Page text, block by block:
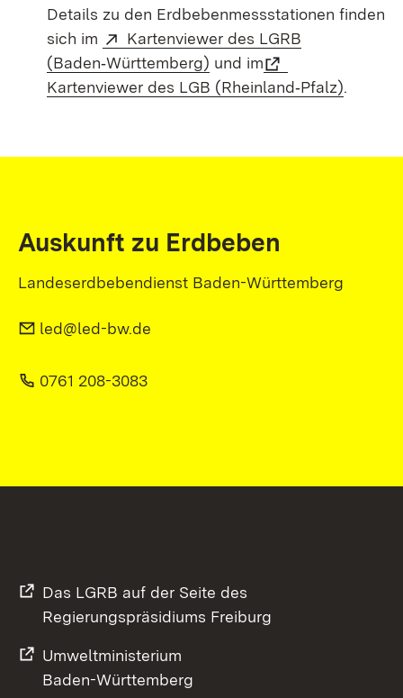
Details zu den Erdbebenmessstationen finden
sich im
Kartenviewer des LGRB
(Baden‑Württemberg) und im
Kartenviewer des LGB (Rheinland‑Pfalz).
Auskunft zu Erdbeben
Landeserdbebendienst Baden-Württemberg
led@led-bw.de
0761 208-3083
Das LGRB auf der Seite des
Regierungspräsidiums Freiburg
Umweltministerium
Baden-Württemberg